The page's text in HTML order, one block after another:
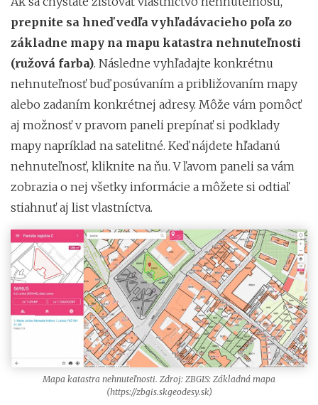
prepnite sa hneď vedľa vyhľadávacieho poľa zo
základne mapy na mapu katastra nehnuteľnosti
(ružová farba). Následne vyhľadajte konkrétnu
nehnuteľnosť buď posúvaním a približovaním mapy
alebo zadaním konkrétnej adresy. Môže vám pomôcť
aj možnosť v pravom paneli prepínať si podklady
mapy napríklad na satelitné. Keď nájdete hľadanú
nehnuteľnosť, kliknite na ňu. V ľavom paneli sa vám
zobrazia o nej všetky informácie a môžete si odtiaľ
stiahnuť aj list vlastníctva.
Mapa katastra nehnuteľnosti. Zdroj: ZBGIS: Základná mapa
(https://zbgis.skgeodesy.sk)